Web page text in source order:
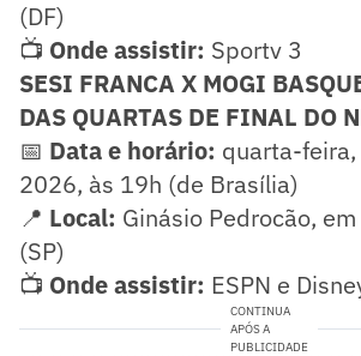
(DF)
📺 Onde assistir: Sportv 3
SESI FRANCA X MOGI
DAS QUARTAS DE FINAL DO
📅 Data e horário: quarta-
2026, às 19h (de Brasília)
📍 Local: Ginásio Pedrocão,
(SP)
📺 Onde assistir: ESPN e
CONTINUA
APÓS A
PUBLICIDADE